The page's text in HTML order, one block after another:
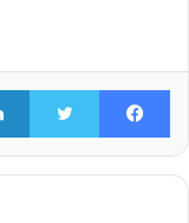
فيسبوك